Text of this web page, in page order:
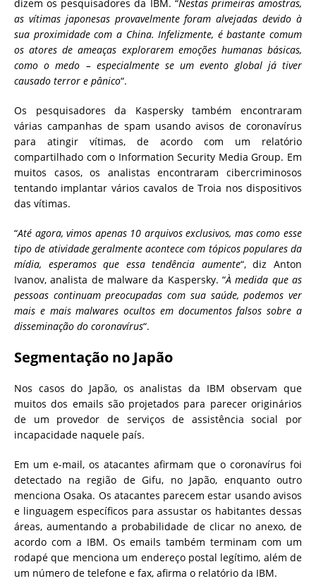
dizem os pesquisadores da IBM. “Nestas primeiras amostras,
as vítimas japonesas provavelmente foram alvejadas devido à
sua proximidade com a China. Infelizmente, é bastante comum
os atores de ameaças explorarem emoções humanas básicas,
como o medo – especialmente se um evento global já tiver
causado terror e pânico“.
Os pesquisadores da Kaspersky também encontraram
várias campanhas de spam usando avisos de coronavírus
para atingir vítimas, de acordo com um relatório
compartilhado com o Information Security Media Group. Em
muitos casos, os analistas encontraram cibercriminosos
tentando implantar vários cavalos de Troia nos dispositivos
das vítimas.
“Até agora, vimos apenas 10 arquivos exclusivos, mas como esse
tipo de atividade geralmente acontece com tópicos populares da
mídia, esperamos que essa tendência aumente“, diz Anton
Ivanov, analista de malware da Kaspersky. “À medida que as
pessoas continuam preocupadas com sua saúde, podemos ver
mais e mais malwares ocultos em documentos falsos sobre a
disseminação do coronavírus“.
Segmentação no Japão
Nos casos do Japão, os analistas da IBM observam que
muitos dos emails são projetados para parecer originários
de um provedor de serviços de assistência social por
incapacidade naquele país.
Em um e-mail, os atacantes afirmam que o coronavírus foi
detectado na região de Gifu, no Japão, enquanto outro
menciona Osaka. Os atacantes parecem estar usando avisos
e linguagem específicos para assustar os habitantes dessas
áreas, aumentando a probabilidade de clicar no anexo, de
acordo com a IBM. Os emails também terminam com um
rodapé que menciona um endereço postal legítimo, além de
um número de telefone e fax, afirma o relatório da IBM.